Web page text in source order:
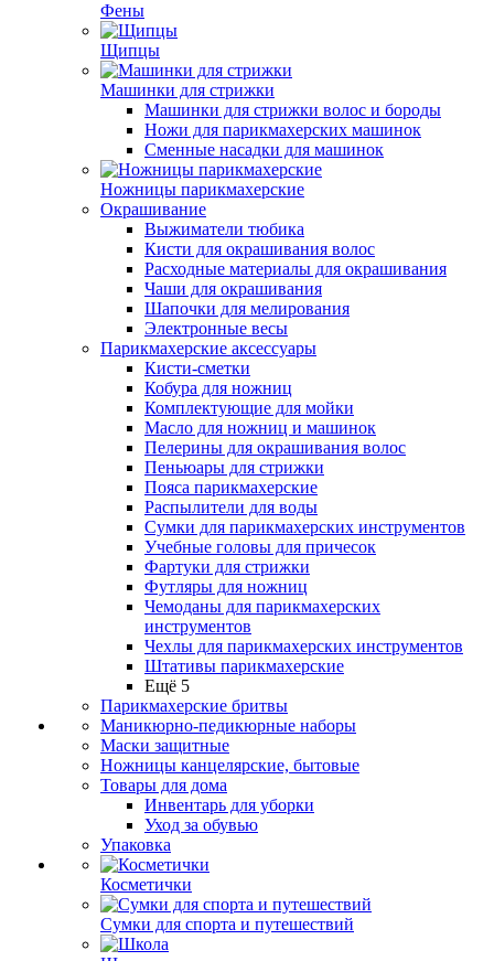
Фены
Щипцы
Машинки для стрижки
Машинки для стрижки волос и бороды
Ножи для парикмахерских машинок
Сменные насадки для машинок
Ножницы парикмахерские
Окрашивание
Выжиматели тюбика
Кисти для окрашивания волос
Расходные материалы для окрашивания
Чаши для окрашивания
Шапочки для мелирования
Электронные весы
Парикмахерские аксессуары
Кисти-сметки
Кобура для ножниц
Комплектующие для мойки
Масло для ножниц и машинок
Пелерины для окрашивания волос
Пеньюары для стрижки
Пояса парикмахерские
Распылители для воды
Сумки для парикмахерских инструментов
Учебные головы для причесок
Фартуки для стрижки
Футляры для ножниц
Чемоданы для парикмахерских
инструментов
Чехлы для парикмахерских инструментов
Штативы парикмахерские
Ещё 5
Парикмахерские бритвы
Маникюрно-педикюрные наборы
Маски защитные
Ножницы канцелярские, бытовые
Товары для дома
Инвентарь для уборки
Уход за обувью
Упаковка
Косметички
Сумки для спорта и путешествий